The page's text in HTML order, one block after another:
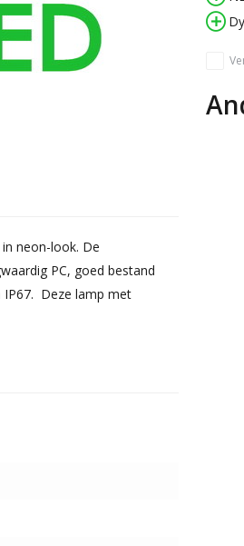
neon-look. De
PC, goed bestand
IP67. Deze lamp met